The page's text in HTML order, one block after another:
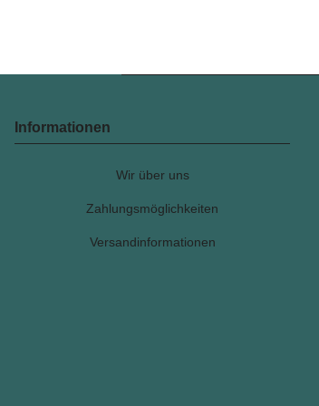
Informationen
Wir über uns
Zahlungsmöglichkeiten
Versandinformationen